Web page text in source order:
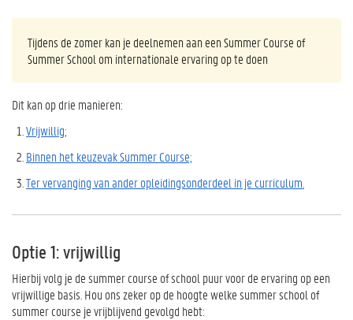
Tijdens de zomer kan je deelnemen aan een Summer Course of
Summer School om internationale ervaring op te doen
Dit kan op drie manieren:
Vrijwillig;
Binnen het keuzevak Summer Course;
Ter vervanging van ander opleidingsonderdeel in je curriculum.
Optie 1: vrijwillig
Hierbij volg je de summer course of school puur voor de ervaring op een
vrijwillige basis. Hou ons zeker op de hoogte welke summer school of
summer course je vrijblijvend gevolgd hebt: